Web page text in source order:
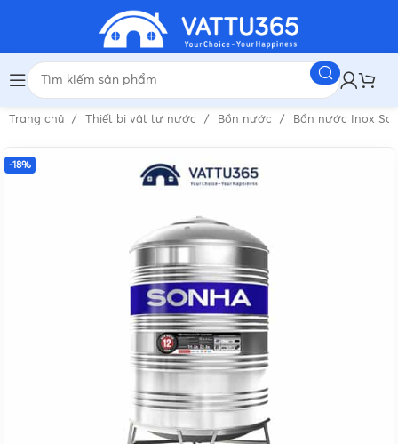
Trang chủ Thiết bị vật tư nước Bồn nước Bồn nước Inox
-18%